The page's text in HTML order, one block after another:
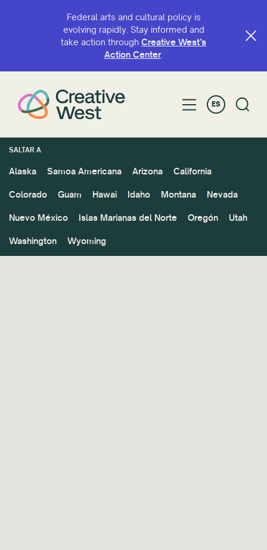
Federal arts and cultural policy is
evolving rapidly. Stay informed and
take action through Creative West’s
Action Center.
ES
SALTAR A
Alaska Samoa Americana Arizona California
Colorado Guam Hawai Idaho Montana Nevada
Nuevo México Islas Marianas del Norte Oregón Utah
Washington Wyoming